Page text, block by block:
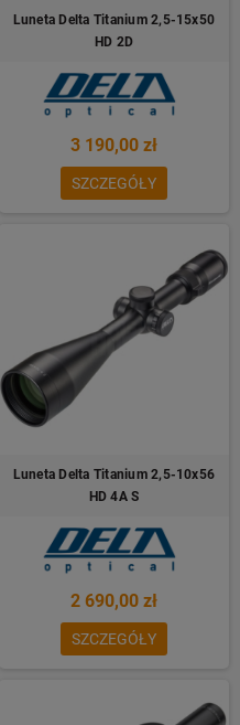
Luneta Delta Titanium 2,5-15x50
HD 2D
3 190,00 zł
SZCZEGÓŁY
Luneta Delta Titanium 2,5-10x56
HD 4A S
2 690,00 zł
SZCZEGÓŁY